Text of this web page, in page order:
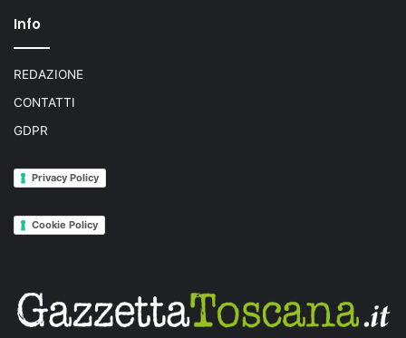
Info
REDAZIONE
CONTATTI
GDPR
Privacy Policy
Cookie Policy